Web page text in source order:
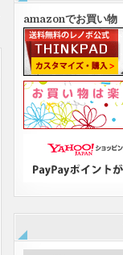
amazonでお買い物